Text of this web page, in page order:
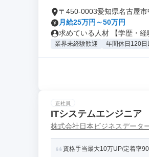
〒450-0003愛知県名古屋
月給25万円～50万円
求めている人材 【学歴・
業界未経験歓迎 年間休日120日
正社員
ITシステムエンジニア
株式会社日本ビジネスデータ
資格手当最大10万UP/定着率